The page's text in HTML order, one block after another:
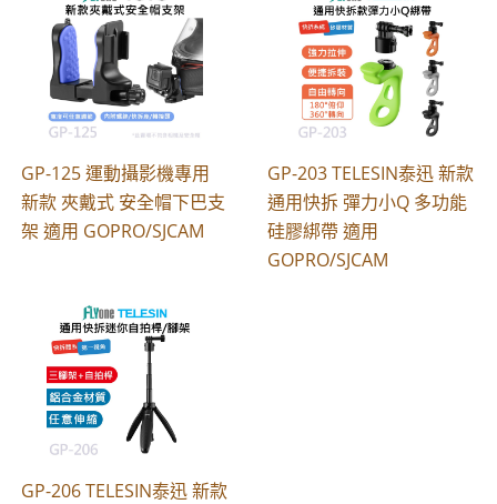
GP-125 運動攝影機專用
新款 夾戴式 安全帽下巴支
架 適用 GOPRO/SJCAM
GP-203 TELESIN泰迅 新款
通用快拆 彈力小Q 多功能
硅膠綁帶 適用
GOPRO/SJCAM
GP-206 TELESIN泰迅 新款